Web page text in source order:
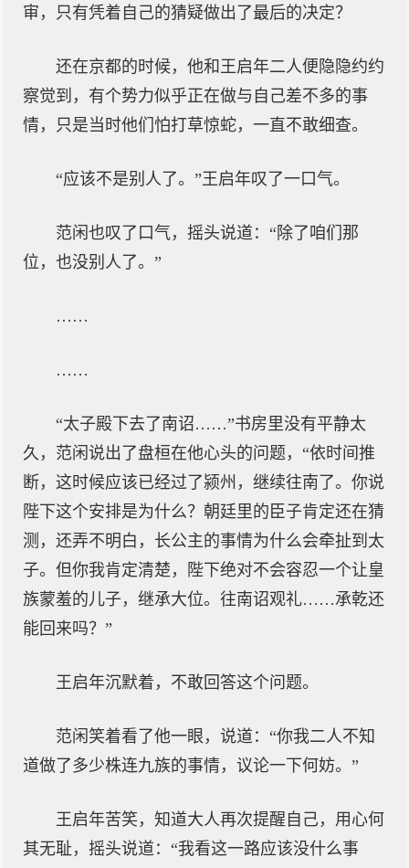
审，只有凭着自己的猜疑做出了最后的决定？
还在京都的时候，他和王启年二人便隐隐约约
察觉到，有个势力似乎正在做与自己差不多的事
情，只是当时他们怕打草惊蛇，一直不敢细查。
“应该不是别人了。”王启年叹了一口气。
范闲也叹了口气，摇头说道：“除了咱们那
位，也没别人了。”
……
……
“太子殿下去了南诏……”书房里没有平静太
久，范闲说出了盘桓在他心头的问题，“依时间推
断，这时候应该已经过了颍州，继续往南了。你说
陛下这个安排是为什么？朝廷里的臣子肯定还在猜
测，还弄不明白，长公主的事情为什么会牵扯到太
子。但你我肯定清楚，陛下绝对不会容忍一个让皇
族蒙羞的儿子，继承大位。往南诏观礼……承乾还
能回来吗？”
王启年沉默着，不敢回答这个问题。
范闲笑着看了他一眼，说道：“你我二人不知
道做了多少株连九族的事情，议论一下何妨。”
王启年苦笑，知道大人再次提醒自己，用心何
其无耻，摇头说道：“我看这一路应该没什么事